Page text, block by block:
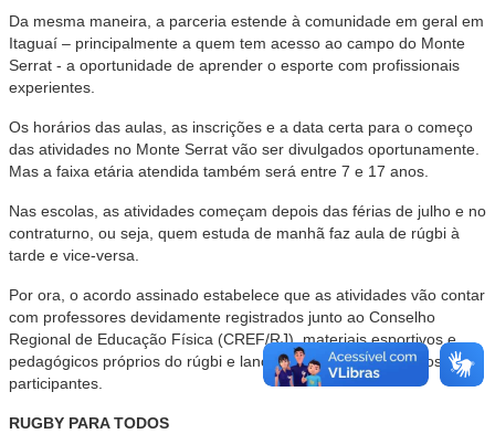
Da mesma maneira, a parceria estende à comunidade em geral em
Itaguaí – principalmente a quem tem acesso ao campo do Monte
Serrat - a oportunidade de aprender o esporte com profissionais
experientes.
Os horários das aulas, as inscrições e a data certa para o começo
das atividades no Monte Serrat vão ser divulgados oportunamente.
Mas a faixa etária atendida também será entre 7 e 17 anos.
Nas escolas, as atividades começam depois das férias de julho e no
contraturno, ou seja, quem estuda de manhã faz aula de rúgbi à
tarde e vice-versa.
Por ora, o acordo assinado estabelece que as atividades vão contar
com professores devidamente registrados junto ao Conselho
Regional de Educação Física (CREF/RJ), materiais esportivos e
pedagógicos próprios do rúgbi e lanche ao final para todos os
participantes.
RUGBY PARA TODOS